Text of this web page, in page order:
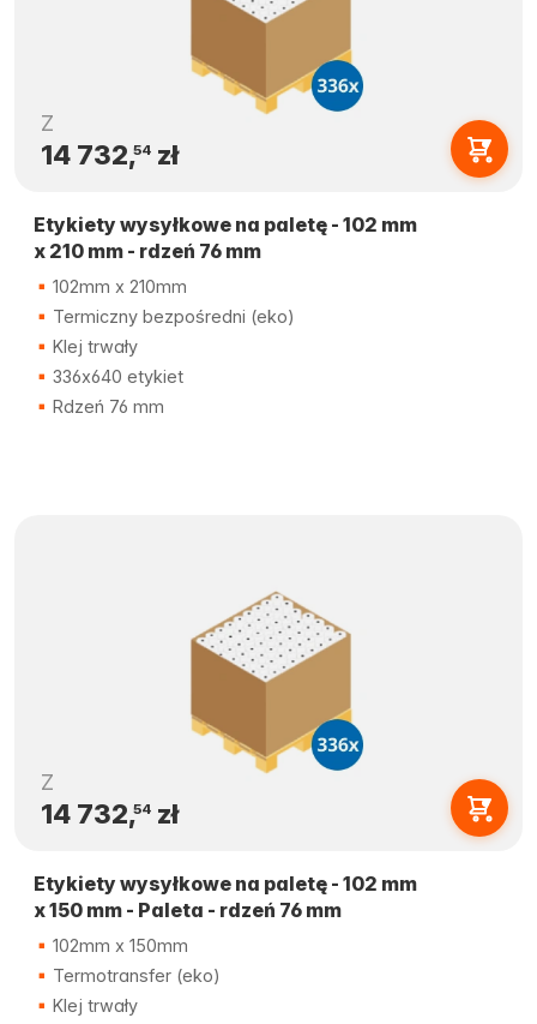
Z
14 732,54zł
Etykiety wysyłkowe na paletę - 102 mm
x 210 mm - rdzeń 76 mm
102mm x 210mm
Termiczny bezpośredni (eko)
Klej trwały
336x640 etykiet
Rdzeń 76 mm
Z
14 732,54zł
Etykiety wysyłkowe na paletę - 102 mm
x 150 mm - Paleta - rdzeń 76 mm
102mm x 150mm
Termotransfer (eko)
Klej trwały